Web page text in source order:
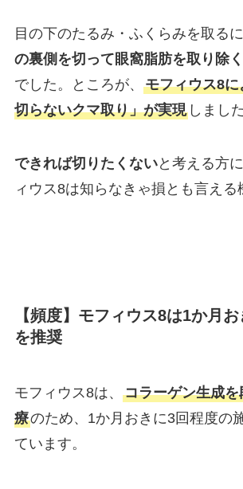
目の下のたるみ・ふくらみを取るに
の裏側を切って眼窩脂肪を取り除
でした。ところが、 モフィウス8
切らないクマ取り」が実現しました
できれば切りたくないと考える方
ィウス8は知らなきゃ損とも言える
【頻度】モフィウス8は1か月
を推奨
モフィウス8は、 コラーゲン生成
療のため、1か月おきに3回程度の
ています。